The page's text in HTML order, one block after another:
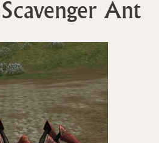
Scavenger Ant